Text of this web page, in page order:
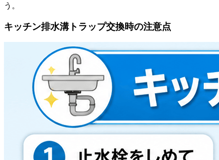
う。
キッチン排水溝トラップ交換時の注意点